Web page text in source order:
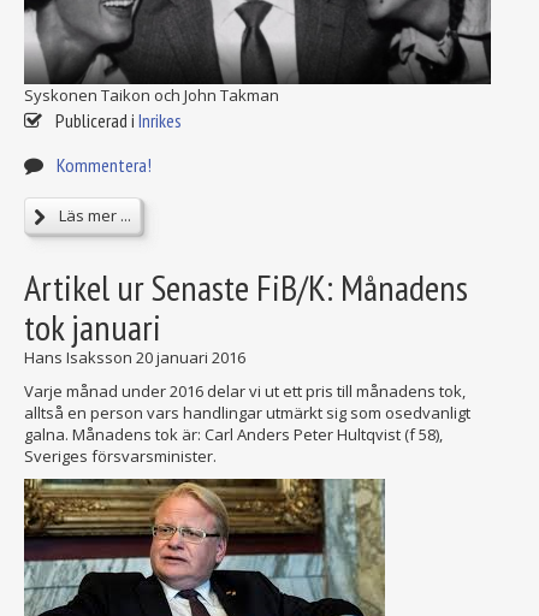
Syskonen Taikon och John Takman
Publicerad i Inrikes
Kommentera!
Läs mer ...
Artikel ur Senaste FiB/K: Månadens
tok januari
Hans Isaksson 20 januari 2016
Varje månad under 2016 delar vi ut ett pris till månadens tok,
alltså en person vars handlingar utmärkt sig som osedvanligt
galna. Månadens tok är: Carl Anders Peter Hultqvist (f 58),
Sveriges försvarsminister.